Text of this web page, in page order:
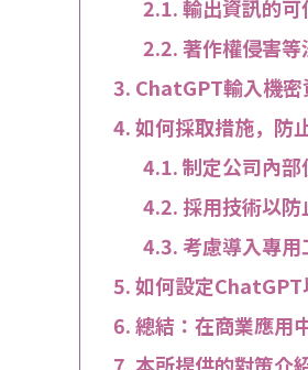
輸出資訊的可
著作權侵害等
ChatGPT輸入機
如何採取措施，防
制定公司內部
採用技術以
考慮導入專用
如何設定ChatGPT
總結：在商業應用
本所提供的對策介